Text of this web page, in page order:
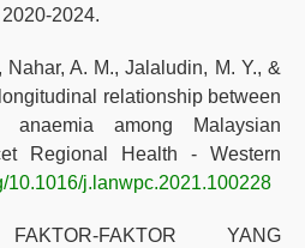
2024.
A. M., Jalaludin, M. Y., &
relationship between
among Malaysian
Regional Health - Western
10.1016/j.lanwpc.2021.100228
FAKTOR YANG